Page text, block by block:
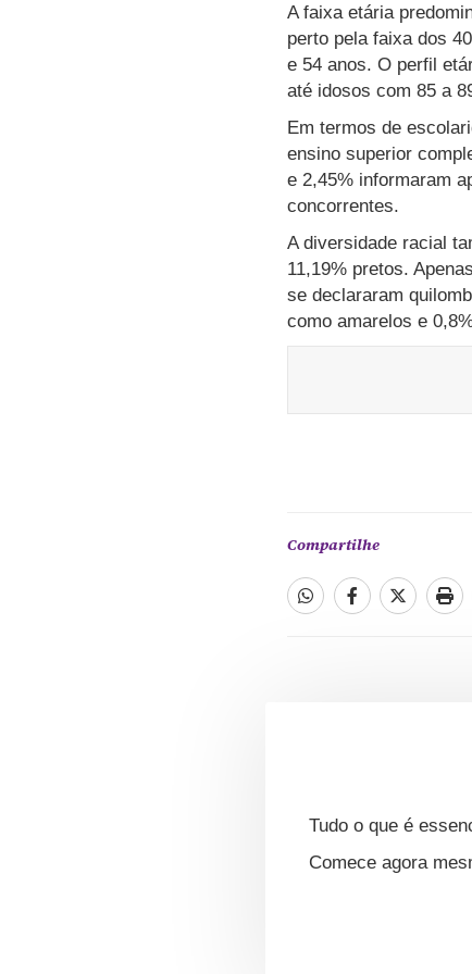
A faixa etária
perto pela faixa dos
e 54 anos. O perfil
até idosos com 85 a
Em termos de
ensino superior
e 2,45% informaram
concorrentes.
A diversidade racial
11,19% pretos.
se declararam
como amarelos e
Compartilhe
Tudo o que é
Comece agora